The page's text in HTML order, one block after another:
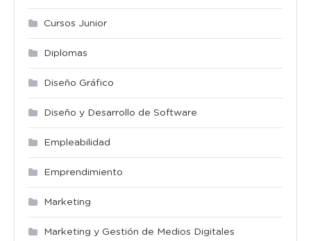
Cursos Junior
Diplomas
Diseño Gráfico
Diseño y Desarrollo de Software
Empleabilidad
Emprendimiento
Marketing
Marketing y Gestión de Medios Digitales